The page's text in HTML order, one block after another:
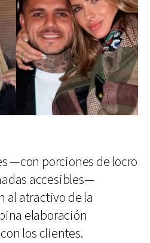
—con porciones de locro
accesibles—
al atractivo de la
elaboración
los clientes.